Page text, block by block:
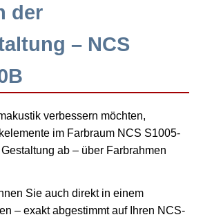
der
– NCS
verbessern möchten,
im Farbraum NCS S1005-
ab – über Farbrahmen
Sie auch direkt in einem
– exakt abgestimmt auf Ihren NCS-